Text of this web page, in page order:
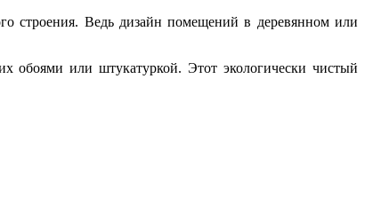
строения. Ведь дизайн помещений в деревянном или
обоями или штукатуркой. Этот экологически чистый